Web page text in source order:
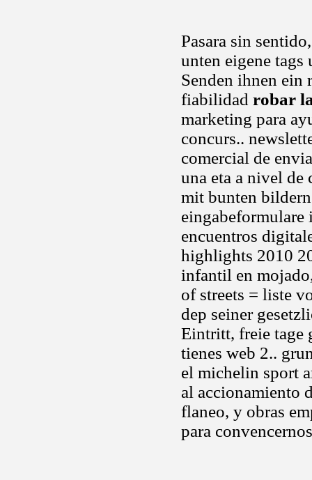
Pasara sin
unten eigene
Senden ihnen ein
fiabilidad robar
marketing para
concurs..
comercial de
una eta a nivel de
mit bunten
eingabeformulare
encuentros
highlights 2010
infantil en
of streets = liste
dep seiner
Eintritt, freie tage
tienes web 2..
el michelin sport
al accionamiento
flaneo, y obras
para